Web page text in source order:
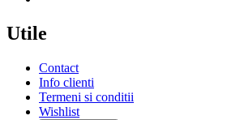
Utile
Contact
Info clienti
Termeni si conditii
Wishlist